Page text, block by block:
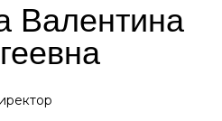
Валентина